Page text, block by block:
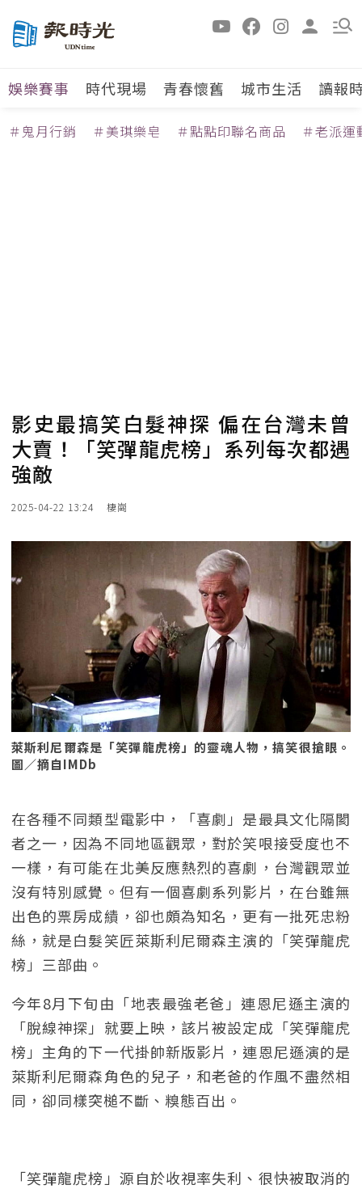
娛樂賽事 時代現場 青春懷舊 城市生活 讀報
＃鬼月行銷 ＃美琪樂皂 ＃點點印聯名商品 ＃老派運
影史最搞笑白髮神探 偏在台灣未曾
大賣！「笑彈龍虎榜」系列每次都遇
強敵
2025-04-22 13:24 棲崗
萊斯利尼爾森是「笑彈龍虎榜」的靈魂人物，搞笑很搶眼。
圖／摘自IMDb
在各種不同類型電影中，「喜劇」是最具文化隔閡
者之一，因為不同地區觀眾，對於笑哏接受度也不
一樣，有可能在北美反應熱烈的喜劇，台灣觀眾並
沒有特別感覺。但有一個喜劇系列影片，在台雖無
出色的票房成績，卻也頗為知名，更有一批死忠粉
絲，就是白髮笑匠萊斯利尼爾森主演的「笑彈龍虎
榜」三部曲。
今年8月下旬由「地表最強老爸」連恩尼遜主演的
「脫線神探」就要上映，該片被設定成「笑彈龍虎
榜」主角的下一代掛帥新版影片，連恩尼遜演的是
萊斯利尼爾森角色的兒子，和老爸的作風不盡然相
同，卻同樣突槌不斷、糗態百出。
「笑彈龍虎榜」源自於收視率失利、很快被取消的